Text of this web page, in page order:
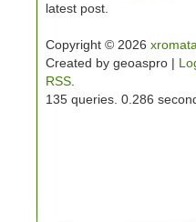
latest post.
Copyright © 2026
Created by geoaspro |
RSS
135 queries. 0.286